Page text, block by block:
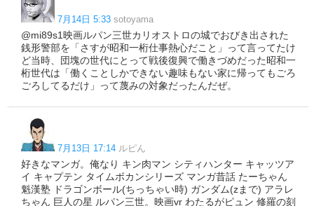
7月14日 5:33 sotoyama
@mi89s1映画ルパン三世カリオストロの城でおびき出された
銭形警部を「さすが昭和一桁仕事熱心だこと」って言ってたけ
ど当時、団塊の世代にとって戦後復興で働きづめだった昭和一
桁世代は「働くことしかできない趣味もない家に帰ってもごろ
ごろしてるだけ」って蔑みの対象だったんだぜ。
7月13日 17:14 ルピん
好きなマンガ。俺なり キン肉マン シティハンター キャッツア
イ キャプテン タイムボカンシリーズ マンガ昔話 たーちゃん
魁漢塾 ドラゴンボール(ちっちゃい時) ガンダム(zまで) アラレ
ちゃん 巨人の星 ルパン三世。映画vr わたるがピュン 修羅の刻